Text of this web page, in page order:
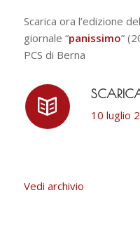
Scarica ora l’edizione del
giornale “panissimo”
PCS di Berna
10 luglio
Vedi archivio